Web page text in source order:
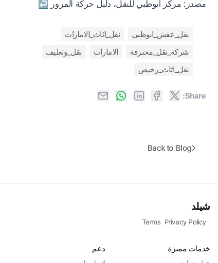
مصدر: مركز أبوظبي للنقل، دليل حركة المرور ↩
نقل_عفش_ابوظبي
نقل_اثاث_الامارات
شركة_نقل_محترفة
الامارات
نقل_وتغليف
نقل_اثاث_رخيص
Share:
Back to Blog
شيلد
Terms Privacy Policy
خدمات مميزة دعم